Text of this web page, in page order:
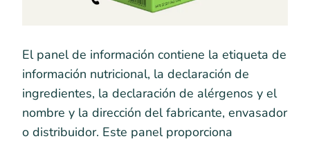
El panel de información contiene la etiqueta de
información nutricional, la declaración de
ingredientes, la declaración de alérgenos y el
nombre y la dirección del fabricante, envasador
o distribuidor. Este panel proporciona